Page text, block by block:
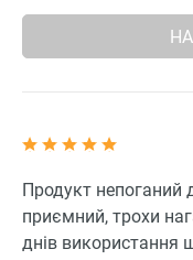
Продукт непоганий
приємний, трохи
днів використання